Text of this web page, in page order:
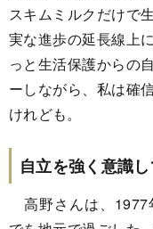
スキムミルクだけで
実な進歩の延長線上
っと生活保護からの
ーしながら、私は確
けれども。
自立を強く意識
高野さんは、1977